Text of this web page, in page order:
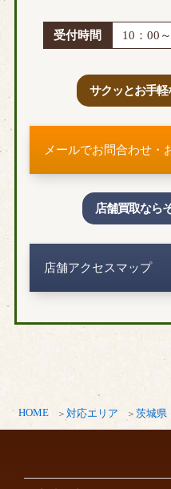
HOME 対応エリア 茨城県
受付時間 10：00
サクッとお手
メールでお問合わせ・
店舗買取なら
店舗アクセスマップ